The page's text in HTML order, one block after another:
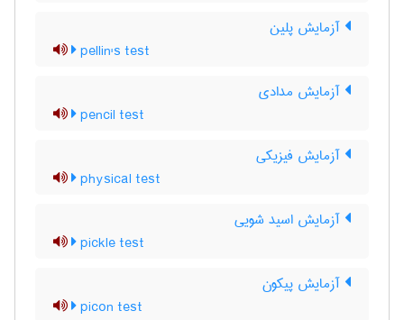
آزمایش پلین
pellin's test
آزمایش مدادی
pencil test
آزمایش فیزیکی
physical test
آزمایش اسید شویی
pickle test
آزمایش پیکون
picon test